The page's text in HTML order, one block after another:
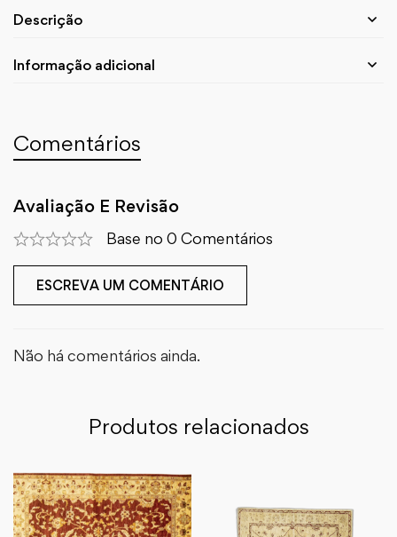
Descrição
Informação adicional
Comentários
Avaliação E Revisão
Base no 0 Comentários
ESCREVA UM COMENTÁRIO
Não há comentários ainda.
Produtos relacionados